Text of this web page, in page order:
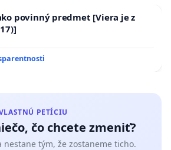
povinný predmet [Viera je z
PETÍCIU
čo chcete zmeniť?
nestane tým, že zostaneme ticho.